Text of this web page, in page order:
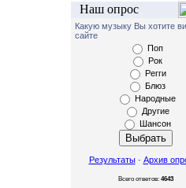
Наш опрос
Какую музыку Вы хотите
сайте
Поп
Рок
Регги
Блюз
Народные
Другие
Шансон
Результаты· Архив
Всего ответов: 4643